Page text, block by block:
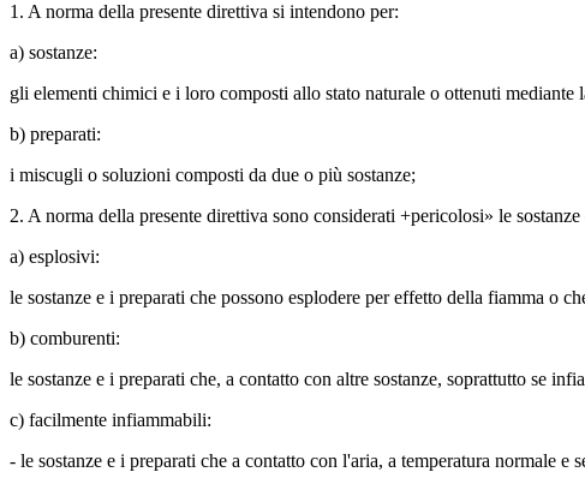
1. A norma della presente direttiva si intendono per:
a) sostanze:
gli elementi chimici e i loro composti allo stato naturale o ottenuti mediante
b) preparati:
i miscugli o soluzioni composti da due o più sostanze;
2. A norma della presente direttiva sono considerati +pericolosi» le sostanze
a) esplosivi:
le sostanze e i preparati che possono esplodere per effetto della fiamma o
b) comburenti:
le sostanze e i preparati che, a contatto con altre sostanze, soprattutto se
c) facilmente infiammabili:
- le sostanze e i preparati che a contatto con l'aria, a temperatura normale